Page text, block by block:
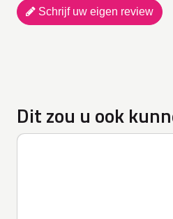
Schrijf uw eigen review
Dit zou u ook